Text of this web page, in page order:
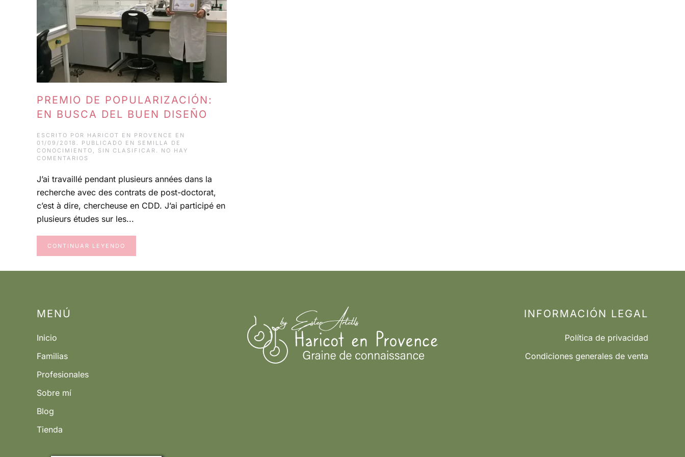
PREMIO DE POPULARIZACIÓN:
EN BUSCA DEL BUEN DISEÑO
ESCRITO POR HARICOT EN PROVENCE
EN
01/09/2018 . PUBLICADO EN SEMILLA DE
CONOCIMIENTO , SIN CLASIFICAR . NO HAY
COMENTARIOS
POPULARIZACIÓN:
BUSCA
DEL
BUEN
DISEÑO
J’ai travaillé pendant plusieurs années dans la
recherche avec des contrats de post-doctorat,
c’est à dire, chercheuse en CDD. J’ai participé en
plusieurs études sur les...
CONTINUAR LEYENDO
MENÚ
Inicio
Familias
Profesionales
Sobre mí
Blog
Tienda
INFORMACIÓN LEGAL
Política de privacidad
Condiciones generales de venta